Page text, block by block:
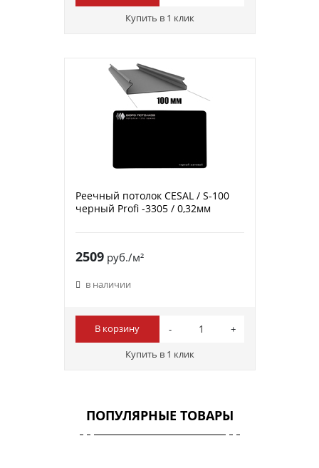
Купить в 1 клик
Реечный потолок CESAL / S-100
черный Profi -3305 / 0,32мм
2509руб./м²
в наличии
В корзину
Купить в 1 клик
ПОПУЛЯРНЫЕ ТОВАРЫ